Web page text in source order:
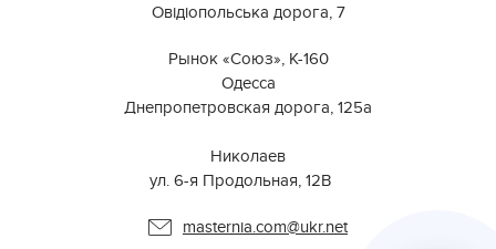
Овідіопольська дорога, 7
Рынок «Союз», К-160
Одесса
Днепропетровская дорога, 125а
Николаев
ул. 6-я Продольная, 12В ⠀
masternia.com@ukr.net